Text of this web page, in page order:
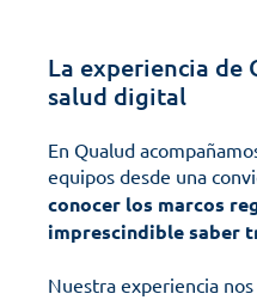
La experiencia de
salud digital
En Qualud
equipos desde una
conocer los marcos
imprescindible saber
Nuestra experiencia